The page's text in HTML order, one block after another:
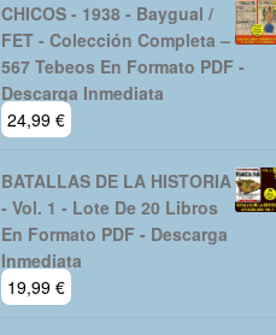
CHICOS - 1938 - Baygual /
FET - Colección Completa –
567 Tebeos En Formato PDF -
Descarga Inmediata
24,99 €
BATALLAS DE LA HISTORIA
- Vol. 1 - Lote De 20 Libros
En Formato PDF - Descarga
Inmediata
19,99 €